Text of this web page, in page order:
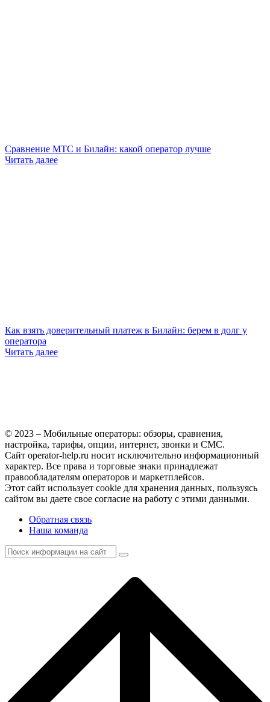
Сравнение МТС и Билайн: какой оператор лучше
Читать далее
Как взять доверительный платеж в Билайн: берем в долг у
оператора
Читать далее
© 2023 – Мобильные операторы: обзоры, сравнения,
настройка, тарифы, опции, интернет, звонки и СМС.
Сайт operator-help.ru носит исключительно информационный
характер. Все права и торговые знаки принадлежат
правообладателям операторов и маркетплейсов.
Этот сайт использует cookie для хранения данных, пользуясь
сайтом вы даете свое согласие на работу с этими данными.
Обратная связь
Наша команда